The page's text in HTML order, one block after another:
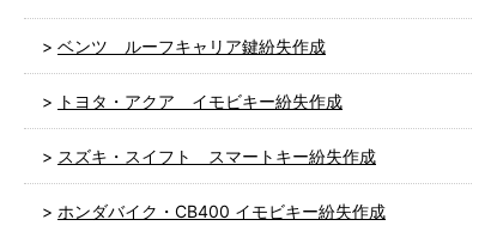
ベンツ ルーフキャリア鍵紛失作成
トヨタ・アクア イモビキー紛失作成
スズキ・スイフト スマートキー紛失作成
ホンダバイク・CB400 イモビキー紛失作成